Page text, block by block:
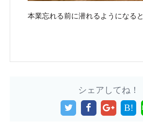
本業忘れる前に潜れるようになる
シェアしてね！
B!